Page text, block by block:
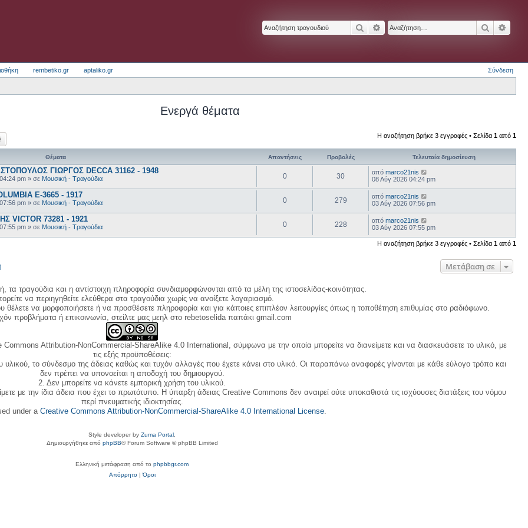
ΑναζήτησηΕιδική αναζήτηση
rembetiko.gr aptaliko.gr Σύνδεση
Ενεργά θέματα
Η αναζήτηση βρήκε 3 εγγραφές • Σελίδα 1 από 1
Θέματα Απαντήσεις Προβολές Τελευταία δημοσίευση
ΓΙΩΡΓΟΣ DECCA 31162 - 1948
pm » σε Μουσική - Τραγούδια 0 30 από marco21nis
08 Αύγ 2026 04:24 pm
E-3665 - 1917
pm » σε Μουσική - Τραγούδια 0 279 από marco21nis
03 Αύγ 2026 07:56 pm
VICTOR 73281 - 1921
pm » σε Μουσική - Τραγούδια 0 228 από marco21nis
03 Αύγ 2026 07:55 pm
Η αναζήτηση βρήκε 3 εγγραφές • Σελίδα 1 από 1
Μετάβαση σε
τα τραγούδια και η αντίστοιχη πληροφορία συνδιαμορφώνονται από τα μέλη της ιστοσελίδας-κοινότητας.
να περιηγηθείτε ελεύθερα στα τραγούδια χωρίς να ανοίξετε λογαριασμό.
θέλετε να μορφοποιήσετε ή να προσθέσετε πληροφορία και για κάποιες επιπλέον λειτουργίες όπως η τοποθέτηση επιθυμίας στο ραδιόφωνο.
προβλήματα ή επικοινωνία, στείλτε μας μεηλ στο rebetoselida παπάκι gmail.com
Attribution-NonCommercial-ShareAlike 4.0 International, σύμφωνα με την οποία μπορείτε να διανείμετε και να διασκευάσετε το υλικό, με
τις εξής προϋποθέσεις:
υλικού, το σύνδεσμο της άδειας καθώς και τυχόν αλλαγές που έχετε κάνει στο υλικό. Οι παραπάνω αναφορές γίνονται με κάθε εύλογο τρόπο και
δεν πρέπει να υπονοείται η αποδοχή του δημιουργού.
2. Δεν μπορείτε να κάνετε εμπορική χρήση του υλικού.
με την ίδια άδεια που έχει το πρωτότυπο. Η ύπαρξη άδειας Creative Commons δεν αναιρεί ούτε υποκαθιστά τις ισχύουσες διατάξεις του νόμου
περί πνευματικής ιδιοκτησίας.
under a Creative Commons Attribution-NonCommercial-ShareAlike 4.0 International License.
Style developer by Zuma Portal
Δημιουργήθηκε από phpBB® Forum Software © phpBB Limited
Ελληνική μετάφραση από το phpbbgr.com
Απόρρητο|Όροι